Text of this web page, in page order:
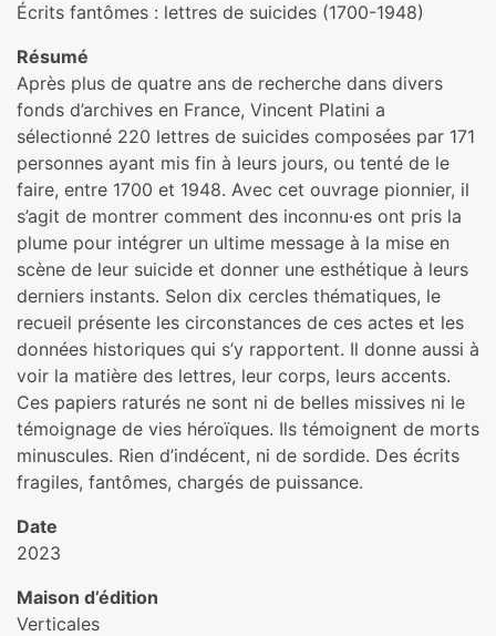
Écrits fantômes : lettres de suicides (1700-1948)
Résumé
Après plus de quatre ans de recherche dans divers
fonds d’archives en France, Vincent Platini a
sélectionné 220 lettres de suicides composées par 171
personnes ayant mis fin à leurs jours, ou tenté de le
faire, entre 1700 et 1948. Avec cet ouvrage pionnier, il
s’agit de montrer comment des inconnu·es ont pris la
plume pour intégrer un ultime message à la mise en
scène de leur suicide et donner une esthétique à leurs
derniers instants. Selon dix cercles thématiques, le
recueil présente les circonstances de ces actes et les
données historiques qui s’y rapportent. Il donne aussi à
voir la matière des lettres, leur corps, leurs accents.
Ces papiers raturés ne sont ni de belles missives ni le
témoignage de vies héroïques. Ils témoignent de morts
minuscules. Rien d’indécent, ni de sordide. Des écrits
fragiles, fantômes, chargés de puissance.
Date
2023
Maison d’édition
Verticales